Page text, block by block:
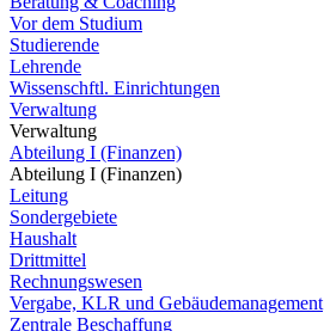
Vor dem Studium
Studierende
Lehrende
Wissenschftl. Einrichtungen
Verwaltung
Verwaltung
Abteilung I (Finanzen)
Abteilung I (Finanzen)
Leitung
Sondergebiete
Haushalt
Drittmittel
Rechnungswesen
Vergabe, KLR und Gebäudemanagement
Zentrale Beschaffung